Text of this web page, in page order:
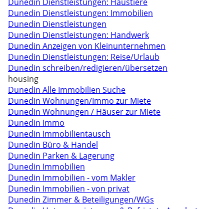
Dunedin Dienstleistungen: Immobilien
Dunedin Dienstleistungen
Dunedin Dienstleistungen: Handwerk
Dunedin Anzeigen von Kleinunternehmen
Dunedin Dienstleistungen: Reise/Urlaub
Dunedin schreiben/redigieren/übersetzen
housing
Dunedin Alle Immobilien Suche
Dunedin Wohnungen/Immo zur Miete
Dunedin Wohnungen / Häuser zur Miete
Dunedin Immo
Dunedin Immobilientausch
Dunedin Büro & Handel
Dunedin Parken & Lagerung
Dunedin Immobilien
Dunedin Immobilien - vom Makler
Dunedin Immobilien - von privat
Dunedin Zimmer & Beteiligungen/WGs